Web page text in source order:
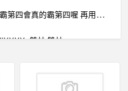
B
aseballXXXX- 再用霸第四會真的霸第四喔 再用霸第四會真的霸第四喔
雙林 雙林
個
人電腦購買- 預算約2K 路由器選擇 預算約2K 路由器選擇